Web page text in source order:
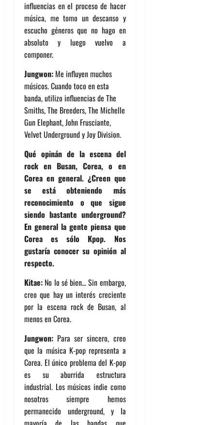
influencias en el proceso de hacer
música, me tomo un descanso y
escucho géneros que no hago en
absoluto y luego vuelvo a
componer.
Jungwon: Me influyen muchos
músicos. Cuando toco en esta
banda, utilizo influencias de The
Smiths, The Breeders, The Michelle
Gun Elephant, John Frusciante,
Velvet Underground y Joy Division.
Qué opinán de la escena del
rock en Busan, Corea, o en
Corea en general. ¿Creen que
se está obteniendo más
reconocimiento o que sigue
siendo bastante underground?
En general la gente piensa que
Corea es sólo Kpop. Nos
gustaría conocer su opinión al
respecto.
Kitae: No lo sé bien… Sin embargo,
creo que hay un interés creciente
por la escena rock de Busan, al
menos en Corea.
Jungwon: Para ser sincero, creo
que la música K-pop representa a
Corea. El único problema del K-pop
es su aburrida estructura
industrial. Los músicos indie como
nosotros siempre hemos
permanecido underground, y la